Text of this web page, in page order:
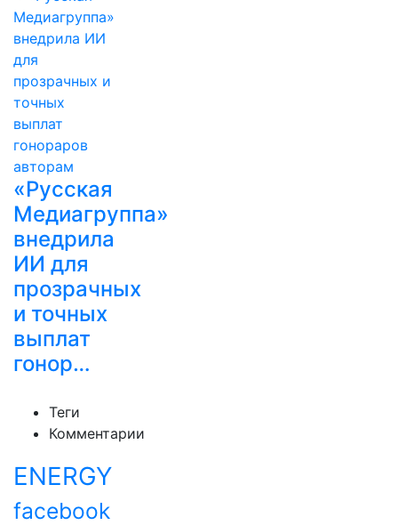
«Русская
Медиагруппа»
внедрила
ИИ для
прозрачных
и точных
выплат
гонор…
Теги
Комментарии
ENERGY
facebook